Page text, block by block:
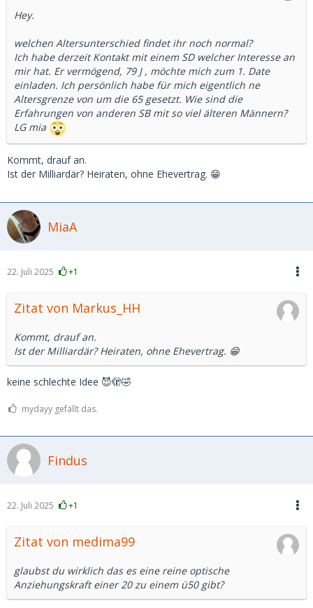
Hey.
welchen Altersunterschied findet ihr noch normal?
Ich habe derzeit Kontakt mit einem SD welcher Interesse an
mir hat. Er vermögend, 79 J , möchte mich zum 1. Date
einladen. Ich persönlich habe für mich eigentlich ne
Altersgrenze von um die 65 gesetzt. Wie sind die
Erfahrungen von anderen SB mit so viel älteren Männern?
LG mia
Kommt, drauf an.
Ist der Milliardär? Heiraten, ohne Ehevertrag. 😁
MiaA
22. Juli 2025 +1
Zitat von Markus_HH
Kommt, drauf an.
Ist der Milliardär? Heiraten, ohne Ehevertrag. 😁
keine schlechte Idee 😈🫣🤣
mydayy gefällt das.
Findus
22. Juli 2025 +1
Zitat von medima99
glaubst du wirklich das es eine reine optische
Anziehungskraft einer 20 zu einem ü50 gibt?